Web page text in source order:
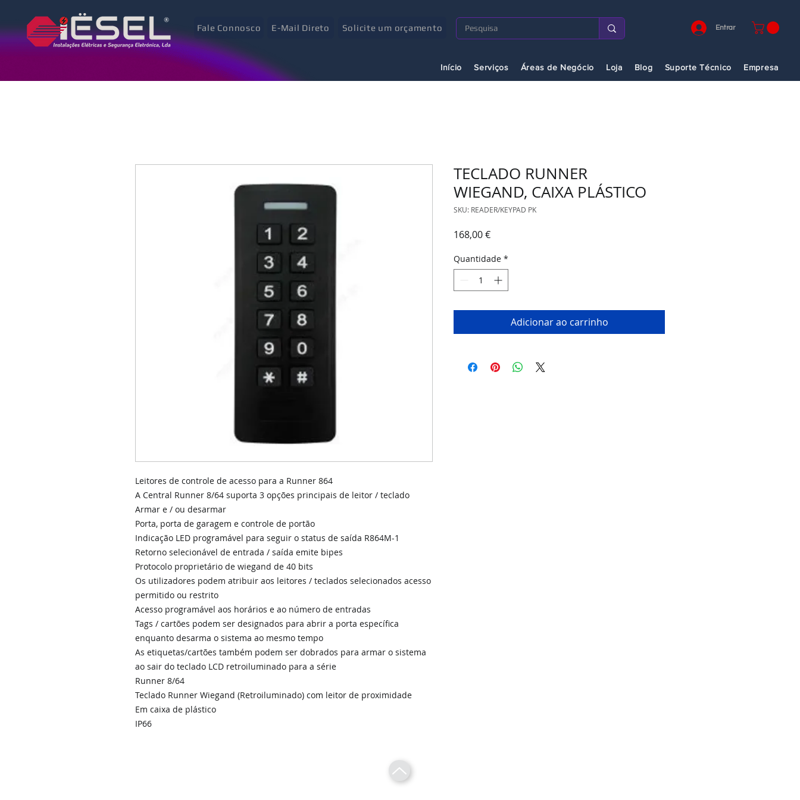
Fale Connosco E-Mail Direto Solicite um orçamento Entrar
Início Serviços Áreas de Negócio Loja Blog Suporte Técnico Empresa
Leitores de controle de acesso para a Runner 864
A Central Runner 8/64 suporta 3 opções principais de leitor / teclado
Armar e / ou desarmar
Porta, porta de garagem e controle de portão
Indicação LED programável para seguir o status de saída R864M-1
Retorno selecionável de entrada / saída emite bipes
Protocolo proprietário de wiegand de 40 bits
Os utilizadores podem atribuir aos leitores / teclados selecionados acesso
permitido ou restrito
Acesso programável aos horários e ao número de entradas
Tags / cartões podem ser designados para abrir a porta específica
enquanto desarma o sistema ao mesmo tempo
As etiquetas/cartões também podem ser dobrados para armar o sistema
ao sair do teclado LCD retroiluminado para a série
Runner 8/64
Teclado Runner Wiegand (Retroiluminado) com leitor de proximidade
Em caixa de plástico
IP66
TECLADO RUNNER
WIEGAND, CAIXA PLÁSTICO
SKU: READER/KEYPAD PK
168,00 €Preço
Quantidade *
Adicionar ao carrinho